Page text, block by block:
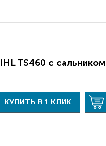
TS460 с сальником
КУПИТЬ В 1 КЛИК